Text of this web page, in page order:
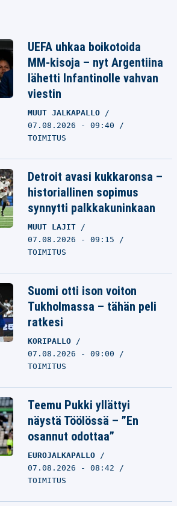
UEFA uhkaa boikotoida
MM-kisoja – nyt Argentiina
lähetti Infantinolle vahvan
viestin
MUUT JALKAPALLO
07.08.2026 - 09:40
TOIMITUS
Detroit avasi kukkaronsa –
historiallinen sopimus
synnytti palkkakuninkaan
MUUT LAJIT
07.08.2026 - 09:15
TOIMITUS
Suomi otti ison voiton
Tukholmassa – tähän peli
ratkesi
KORIPALLO
07.08.2026 - 09:00
TOIMITUS
Teemu Pukki yllättyi
näystä Töölössä – ”En
osannut odottaa”
EUROJALKAPALLO
07.08.2026 - 08:42
TOIMITUS